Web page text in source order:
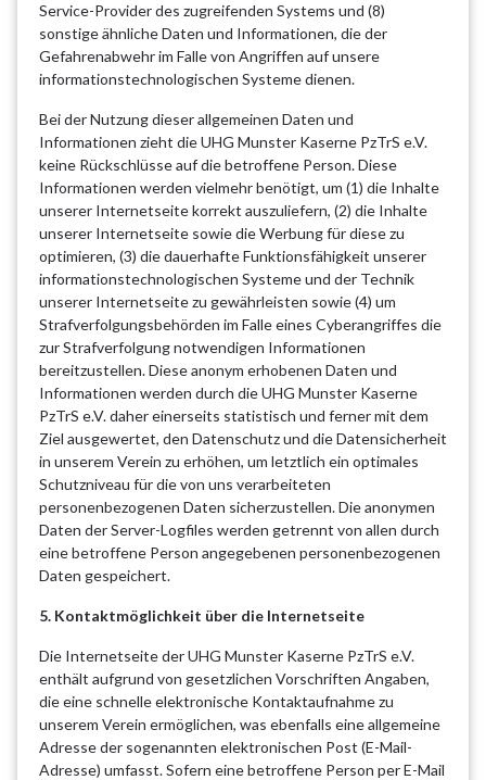
Service-Provider des zugreifenden Systems und (8)
sonstige ähnliche Daten und Informationen, die der
Gefahrenabwehr im Falle von Angriffen auf unsere
informationstechnologischen Systeme dienen.
Bei der Nutzung dieser allgemeinen Daten und
Informationen zieht die UHG Munster Kaserne PzTrS e.V.
keine Rückschlüsse auf die betroffene Person. Diese
Informationen werden vielmehr benötigt, um (1) die Inhalte
unserer Internetseite korrekt auszuliefern, (2) die Inhalte
unserer Internetseite sowie die Werbung für diese zu
optimieren, (3) die dauerhafte Funktionsfähigkeit unserer
informationstechnologischen Systeme und der Technik
unserer Internetseite zu gewährleisten sowie (4) um
Strafverfolgungsbehörden im Falle eines Cyberangriffes die
zur Strafverfolgung notwendigen Informationen
bereitzustellen. Diese anonym erhobenen Daten und
Informationen werden durch die UHG Munster Kaserne
PzTrS e.V. daher einerseits statistisch und ferner mit dem
Ziel ausgewertet, den Datenschutz und die Datensicherheit
in unserem Verein zu erhöhen, um letztlich ein optimales
Schutzniveau für die von uns verarbeiteten
personenbezogenen Daten sicherzustellen. Die anonymen
Daten der Server-Logfiles werden getrennt von allen durch
eine betroffene Person angegebenen personenbezogenen
Daten gespeichert.
5. Kontaktmöglichkeit über die Internetseite
Die Internetseite der UHG Munster Kaserne PzTrS e.V.
enthält aufgrund von gesetzlichen Vorschriften Angaben,
die eine schnelle elektronische Kontaktaufnahme zu
unserem Verein ermöglichen, was ebenfalls eine allgemeine
Adresse der sogenannten elektronischen Post (E-Mail-
Adresse) umfasst. Sofern eine betroffene Person per E-Mail